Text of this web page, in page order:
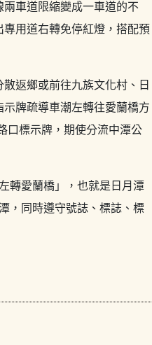
車道限縮變成一車道的不
用道右轉免停紅燈，搭配預
返鄉或前往九族文化村、日
牌疏導車潮左轉往愛蘭橋方
口標示牌，期使分流中潭公
轉愛蘭橋」，也就是日月潭
，同時遵守號誌、標誌、標